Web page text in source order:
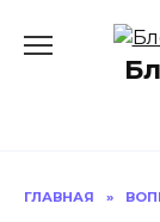
содержанию
ГЛАВНАЯ »